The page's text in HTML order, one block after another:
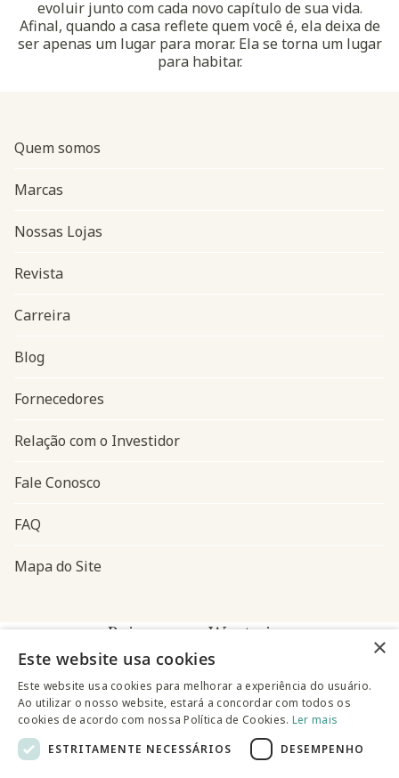
evoluir junto com cada novo capítulo de sua vida.
Afinal, quando a casa reflete quem você é, ela deixa de
ser apenas um lugar para morar. Ela se torna um lugar
para habitar.
Navegação do rodapé
Quem somos
Marcas
Nossas Lojas
Revista
Carreira
Blog
Fornecedores
Relação com o Investidor
Fale Conosco
FAQ
Mapa do Site
Baixe o app Westwing
×
Este website usa cookies
Este website usa cookies para melhorar a experiência do usuário.
Ao utilizar o nosso website, estará a concordar com todos os
cookies de acordo com nossa Política de Cookies. Ler mais
ESTRITAMENTE NECESSÁRIOS
DESEMPENHO